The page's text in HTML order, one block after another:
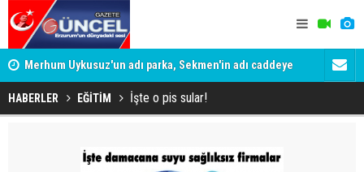
Merhum Uykusuz'un adı parka, Sekmen'in adı caddeye
verildi
HABERLER EĞİTİM İşte o pis sular!